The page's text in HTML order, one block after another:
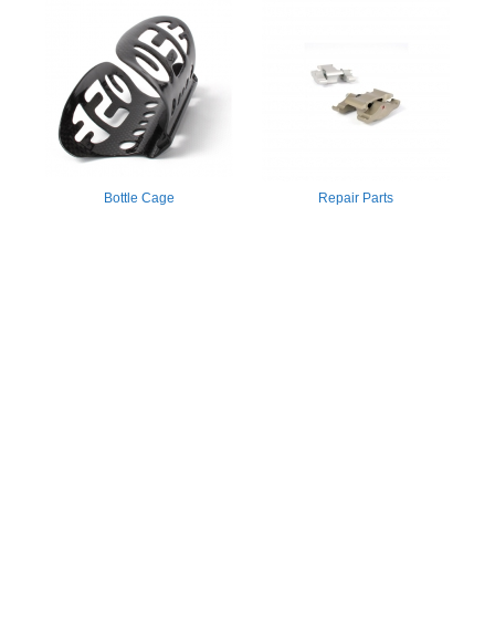
Bottle Cage Repair Parts